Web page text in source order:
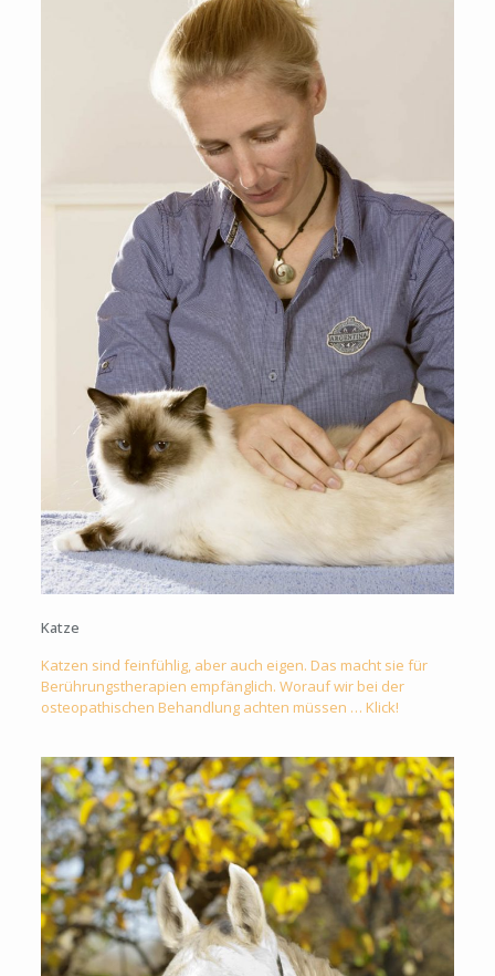
Katze
Katzen sind feinfühlig, aber auch eigen. Das macht sie für
Berührungstherapien empfänglich. Worauf wir bei der
osteopathischen Behandlung achten müssen … Klick!